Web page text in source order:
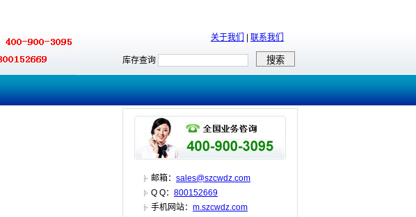
关于我们 联系我们
库存查询
邮箱： sales@szcwdz.com
Q Q： 800152669
手机网站： m.szcwdz.com